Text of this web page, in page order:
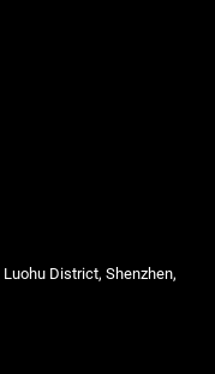
Luohu District, Shenzhen,